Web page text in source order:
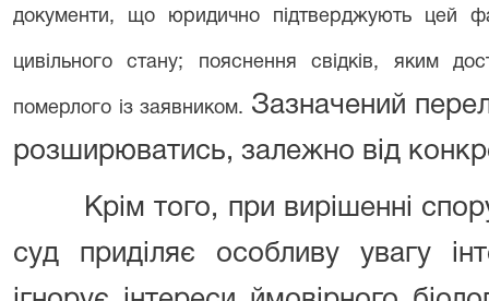
документи, що юридично підтверджують цей
цивільного стану; пояснення свідків, яким
померлого із заявником. Зазначений
розширюватись, залежно від
Крім того, при вирішенні
суд приділяє особливу увагу